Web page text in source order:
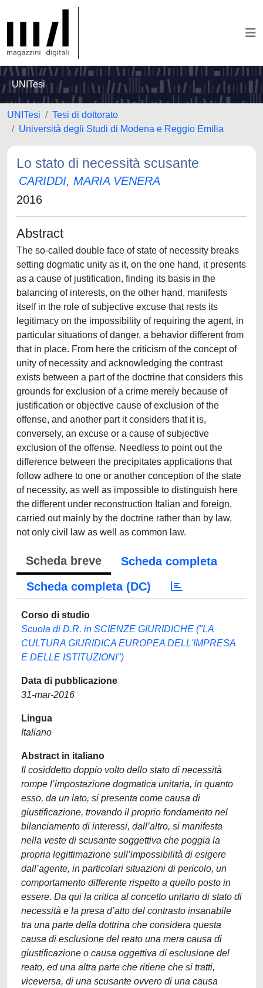
UNITesi
UNITesi
Tesi di dottorato
Università degli Studi di Modena e Reggio Emilia
Lo stato di necessità scusante
CARIDDI, MARIA VENERA
2016
Abstract
The so-called double face of state of necessity breaks
setting dogmatic unity as it, on the one hand, it presents
as a cause of justification, finding its basis in the
balancing of interests, on the other hand, manifests
itself in the role of subjective excuse that rests its
legitimacy on the impossibility of requiring the agent, in
particular situations of danger, a behavior different from
that in place. From here the criticism of the concept of
unity of necessity and acknowledging the contrast
exists between a part of the doctrine that considers this
grounds for exclusion of a crime merely because of
justification or objective cause of exclusion of the
offense, and another part it considers that it is,
conversely, an excuse or a cause of subjective
exclusion of the offense. Needless to point out the
difference between the precipitates applications that
follow adhere to one or another conception of the state
of necessity, as well as impossible to distinguish here
the different under reconstruction Italian and foreign,
carried out mainly by the doctrine rather than by law,
not only civil law as well as common law.
Scheda breve
Scheda completa
Scheda completa (DC)
Corso di studio
Scuola di D.R. in SCIENZE GIURIDICHE ("LA
CULTURA GIURIDICA EUROPEA DELL'IMPRESA
E DELLE ISTITUZIONI")
Data di pubblicazione
31-mar-2016
Lingua
Italiano
Abstract in italiano
Il cosiddetto doppio volto dello stato di necessità
rompe l’impostazione dogmatica unitaria, in quanto
esso, da un lato, si presenta come causa di
giustificazione, trovando il proprio fondamento nel
bilanciamento di interessi, dall’altro, si manifesta
nella veste di scusante soggettiva che poggia la
propria legittimazione sull’impossibilità di esigere
dall’agente, in particolari situazioni di pericolo, un
comportamento differente rispetto a quello posto in
essere. Da qui la critica al concetto unitario di stato di
necessità e la presa d’atto del contrasto insanabile
tra una parte della dottrina che considera questa
causa di esclusione del reato una mera causa di
giustificazione o causa oggettiva di esclusione del
reato, ed una altra parte che ritiene che si tratti,
viceversa, di una scusante ovvero di una causa